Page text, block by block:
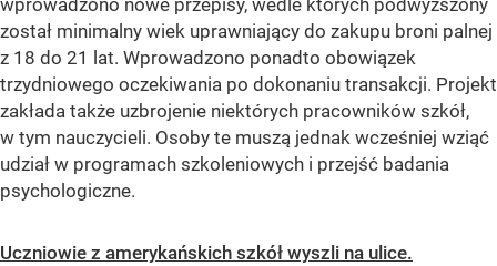
został minimalny wiek uprawniający do zakupu broni palnej
z 18 do 21 lat. Wprowadzono ponadto obowiązek
trzydniowego oczekiwania po dokonaniu transakcji. Projekt
zakłada także uzbrojenie niektórych pracowników szkół,
w tym nauczycieli. Osoby te muszą jednak wcześniej wziąć
udział w programach szkoleniowych i przejść badania
psychologiczne.
Uczniowie z amerykańskich szkół wyszli na ulice.